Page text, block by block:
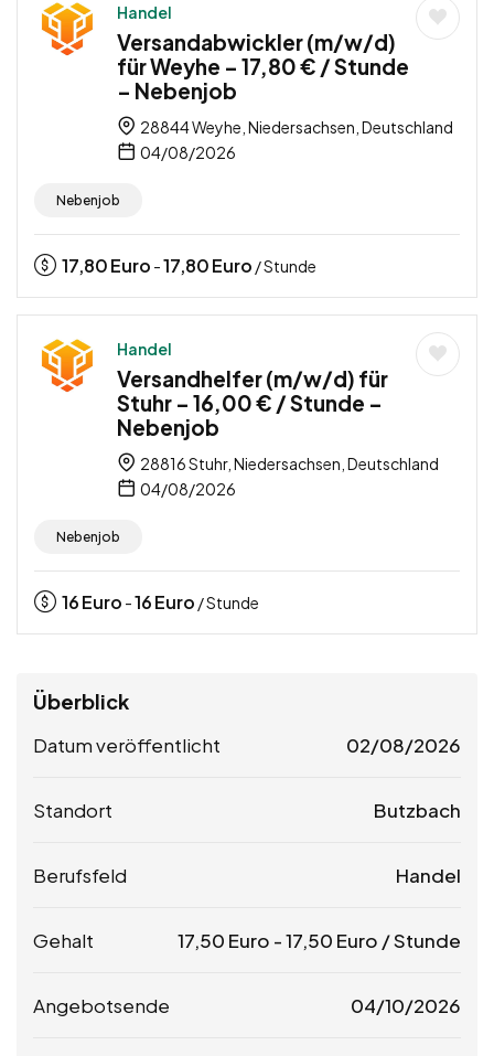
Handel
Versandabwickler (m/w/d)
für Weyhe – 17,80 € / Stunde
– Nebenjob
28844 Weyhe, Niedersachsen, Deutschland
04/08/2026
Nebenjob
17,80Euro -17,80Euro / Stunde
Handel
Versandhelfer (m/w/d) für
Stuhr – 16,00 € / Stunde –
Nebenjob
28816 Stuhr, Niedersachsen, Deutschland
04/08/2026
Nebenjob
16Euro -16Euro / Stunde
Überblick
Datum veröffentlicht 02/08/2026
Standort Butzbach
Berufsfeld Handel
Gehalt 17,50 Euro -17,50 Euro / Stunde
Angebotsende 04/10/2026